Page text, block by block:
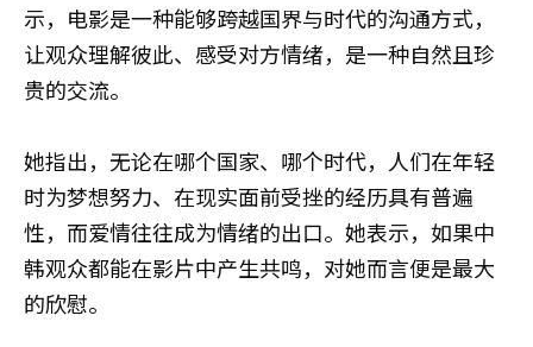
示，电影是一种能够跨越国界与时代的沟通方式，
让观众理解彼此、感受对方情绪，是一种自然且珍
贵的交流。
她指出，无论在哪个国家、哪个时代，人们在年轻
时为梦想努力、在现实面前受挫的经历具有普遍
性，而爱情往往成为情绪的出口。她表示，如果中
韩观众都能在影片中产生共鸣，对她而言便是最大
的欣慰。